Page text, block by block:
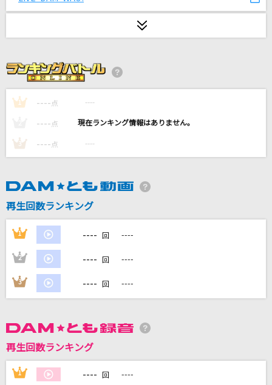
想い人
Song for you
嵐(アラシ)
KinKi Kids
キタニタツヤ
[生音]都落ち
ヨルシカ
そばかす
JUDY AND MARY
Official髭男dism
[生音]揺れる想い
ZARD
1 ---- 点 ----
---- 点 ----
3 ---- 点 ----
再生回数ランキング
1 ---- 回 ----
2 ---- 回 ----
3 ---- 回 ----
再生回数ランキング
1 ---- 回 ----